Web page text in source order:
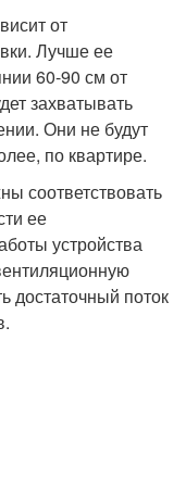
от
Лучше ее
60-90 см от
захватывать
Они не будут
по квартире.
соответствовать
ее
устройства
достаточный поток